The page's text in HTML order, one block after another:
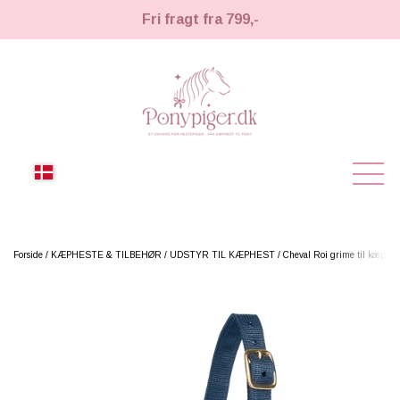
Fri fragt fra 799,-
NYHEDER
KÆPHESTE
STRIGLER & TILBEHØR
LEMIEUX TOY PONY
TIL HESTEPIGER
Forside KÆPHESTE & TILBEHØR UDSTYR TIL KÆPHEST Cheval Roi grime til